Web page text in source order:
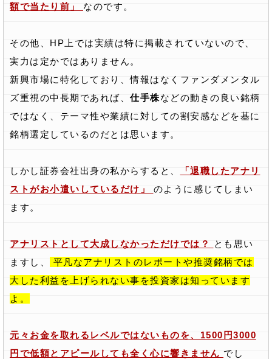
額で当たり前」 なのです。
その他、HP上では実績は特に掲載されていないので、
実力は定かではありません。
新興市場に特化しており、情報はなくファンダメンタル
ズ重視の中長期であれば、 仕手株などの動きの良い銘柄
ではなく、テーマ性や業績に対しての割安感などを基に
銘柄選定しているのだとは思います。
しかし証券会社出身の私からすると、
「退職したアナリ
ストがお小遣いしているだけ」 のように感じてしまい
ます。
アナリストとして大成しなかっただけでは？
とも思い
ますし、
平凡なアナリストのレポートや推奨銘柄では
大した利益を上げられない事を投資家は知っています
よ。
元々お金を取れるレベルではないものを、1500円3000
円で低額とアピールしても全く心に響きません でし